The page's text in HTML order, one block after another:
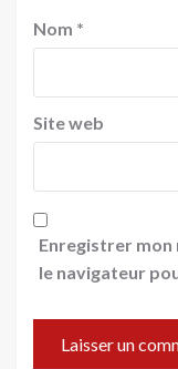
Nom *
Site web
Enregistrer mon
le navigateur